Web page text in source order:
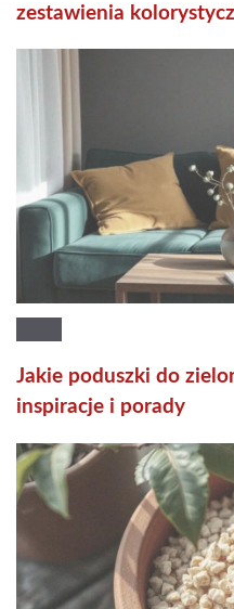
zestawienia
Jakie poduszki do
inspiracje i porady